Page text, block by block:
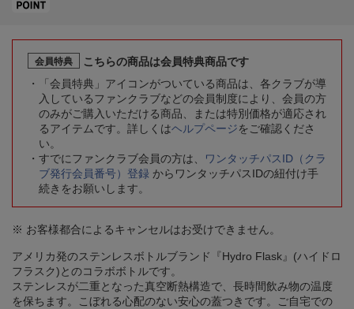
会員特典
こちらの商品は会員特典商品です
「会員特典」アイコンがついている商品は、各クラブが導
入しているファンクラブなどの会員制度により、会員の方
のみがご購入いただける商品、または特別価格が適応され
るアイテムです。詳しくはヘルプページをご確認くださ
い。
すでにファンクラブ会員の方は、
ワンタッチパスID（クラ
ブ発行会員番号）登録 からワンタッチパスIDの紐付け手
続きをお願いします。
※ お客様都合によるキャンセルはお受けできません。
アメリカ発のステンレスボトルブランド『Hydro Flask』(ハイドロ
フラスク)とのコラボボトルです。
ステンレスが二重となった真空断熱構造で、長時間飲み物の温度
を保ちます。こぼれる心配のない安心の蓋つきです。ご自宅での